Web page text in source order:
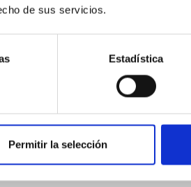
de sus servicios.
Estadística
Permitir la selección